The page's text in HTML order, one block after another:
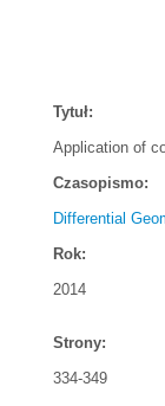
Tytuł:
Application of
Czasopismo:
Differential
Rok:
2014
Strony:
334-349